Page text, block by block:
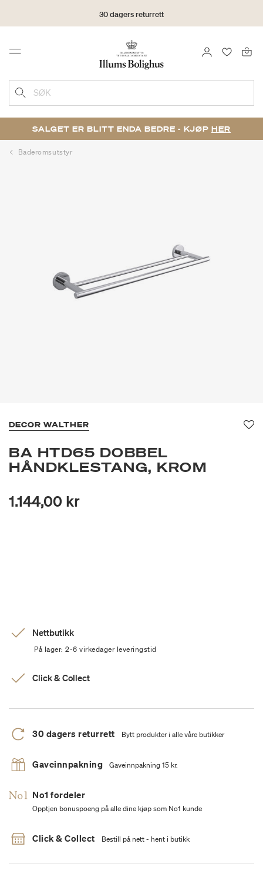
30 dagers returrett
Menu LOGG INN
SØK
SALGET ER BLITT ENDA BEDRE - KJØP HER
Baderomsutstyr
DECOR WALTHER
BA HTD65 DOBBEL
HÅNDKLESTANG, KROM
1.144,00 kr
Nettbutikk
På lager: 2-6 virkedager leveringstid
Click & Collect
30 dagers returrett Bytt produkter i alle våre butikker
Gaveinnpakning Gaveinnpakning 15 kr.
No1 fordeler
Opptjen bonuspoeng på alle dine kjøp som No1 kunde
Click & Collect Bestill på nett - hent i butikk